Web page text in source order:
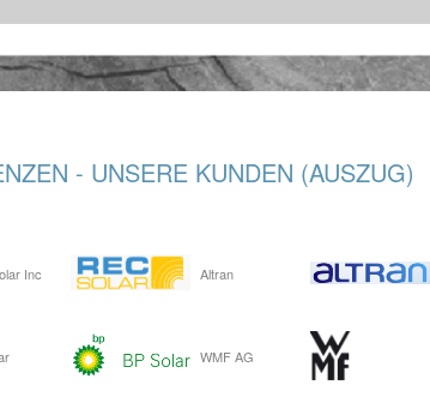
- UNSERE KUNDEN (AUSZUG)
Inc Altran
WMF AG